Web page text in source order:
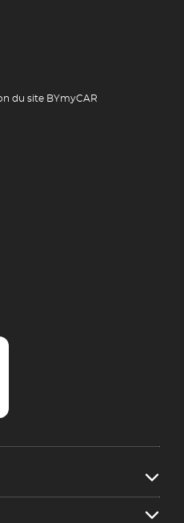
du site BYmyCAR